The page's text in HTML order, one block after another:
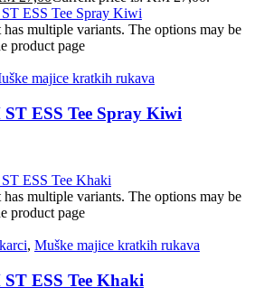
multiple variants. The options may be
product page
majice kratkih rukava
ESS Tee Spray Kiwi
multiple variants. The options may be
product page
, Muške majice kratkih rukava
ESS Tee Khaki